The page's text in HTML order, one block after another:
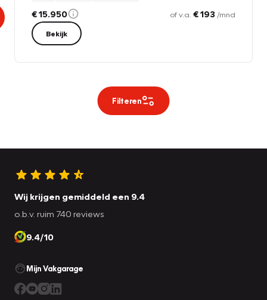
€ 15.950 of v.a. € 193 /mnd
Bekijk
Filteren
Wij krijgen gemiddeld een 9.4
o.b.v. ruim 740 reviews
9.4/10
Mijn Vakgarage